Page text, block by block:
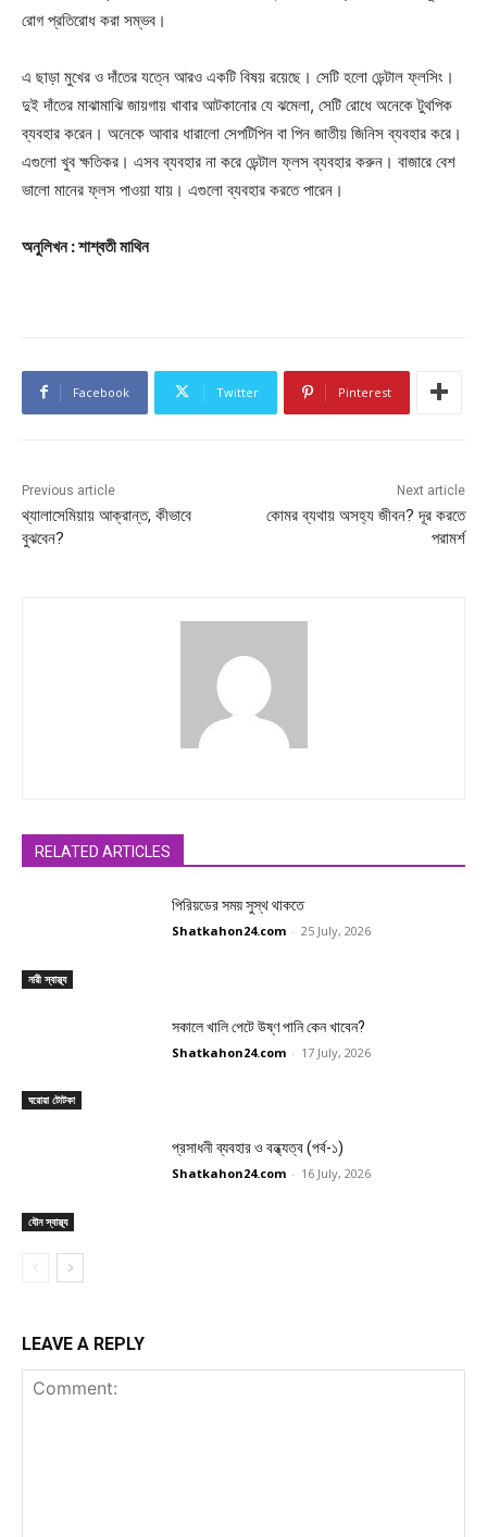
রোগ প্রতিরোধ করা সম্ভব।
এ ছাড়া মুখের ও দাঁতের যত্নে আরও একটি বিষয় রয়েছে। সেটি হলো ডেন্টাল ফ্লসিং।
দুই দাঁতের মাঝামাঝি জায়গায় খাবার আটকানোর যে ঝমেলা, সেটি রোধে অনেকে টুথপিক
ব্যবহার করেন। অনেকে আবার ধারালো সেপটিপিন বা পিন জাতীয় জিনিস ব্যবহার করে।
এগুলো খুব ক্ষতিকর। এসব ব্যবহার না করে ডেন্টাল ফ্লস ব্যবহার করুন। বাজারে বেশ
ভালো মানের ফ্লস পাওয়া যায়। এগুলো ব্যবহার করতে পারেন।
অনুলিখন : শাশ্বতী মাথিন
Facebook Twitter Pinterest
Previous article
থ্যালাসেমিয়ায় আক্রান্ত, কীভাবে
বুঝবেন?
Next article
কোমর ব্যথায় অসহ্য জীবন? দূর করতে
পরামর্শ
RELATED ARTICLES
নারী স্বাস্থ্য
পিরিয়ডের সময় সুস্থ থাকতে
Shatkahon24.com - 25 July, 2026
ঘরোয়া টোটকা
সকালে খালি পেটে উষ্ণ পানি কেন খাবেন?
Shatkahon24.com - 17 July, 2026
যৌন স্বাস্থ্য
প্রসাধনী ব্যবহার ও বন্ধ্যত্ব (পর্ব-১)
Shatkahon24.com - 16 July, 2026
LEAVE A REPLY